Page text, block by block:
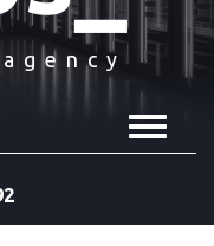
Toggle